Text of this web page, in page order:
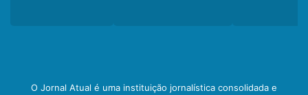
O Jornal Atual é uma instituição jornalística consolidada e